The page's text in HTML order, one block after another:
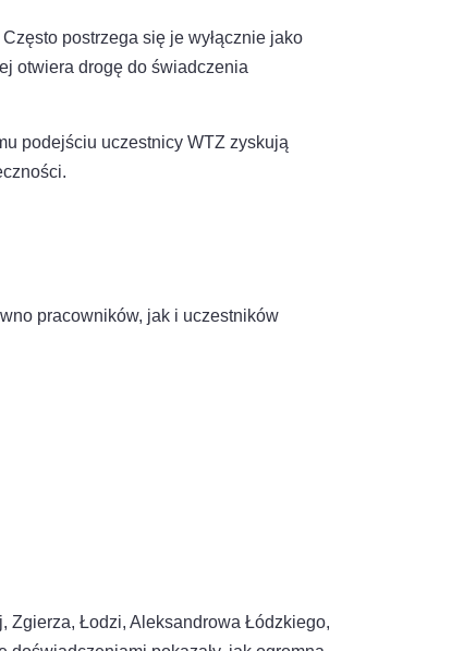
postrzega się je wyłącznie jako
otwiera drogę do świadczenia
podejściu uczestnicy WTZ zyskują
pracowników, jak i uczestników
Zgierza, Łodzi, Aleksandrowa Łódzkiego,